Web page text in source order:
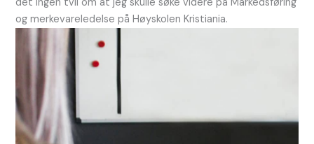
og merkevareledelse på Høyskolen Kristiania.